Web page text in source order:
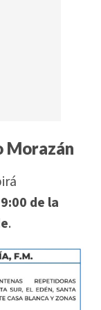
Morazán
9:00 de la
.